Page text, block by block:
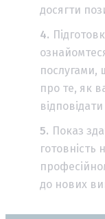
досягти
послугами,
про те, як
Показ
готовність
до нових